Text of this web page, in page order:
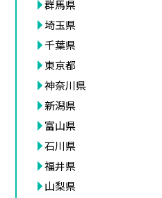
群馬県
埼玉県
千葉県
東京都
神奈川県
新潟県
富山県
石川県
福井県
山梨県